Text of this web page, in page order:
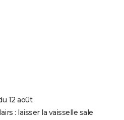
12 août
: laisser la vaisselle sale